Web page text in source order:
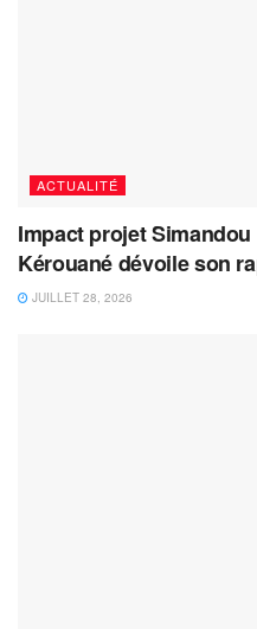
ACTUALITÉ
Impact projet
Kérouané dévoile son
JUILLET 28, 2026